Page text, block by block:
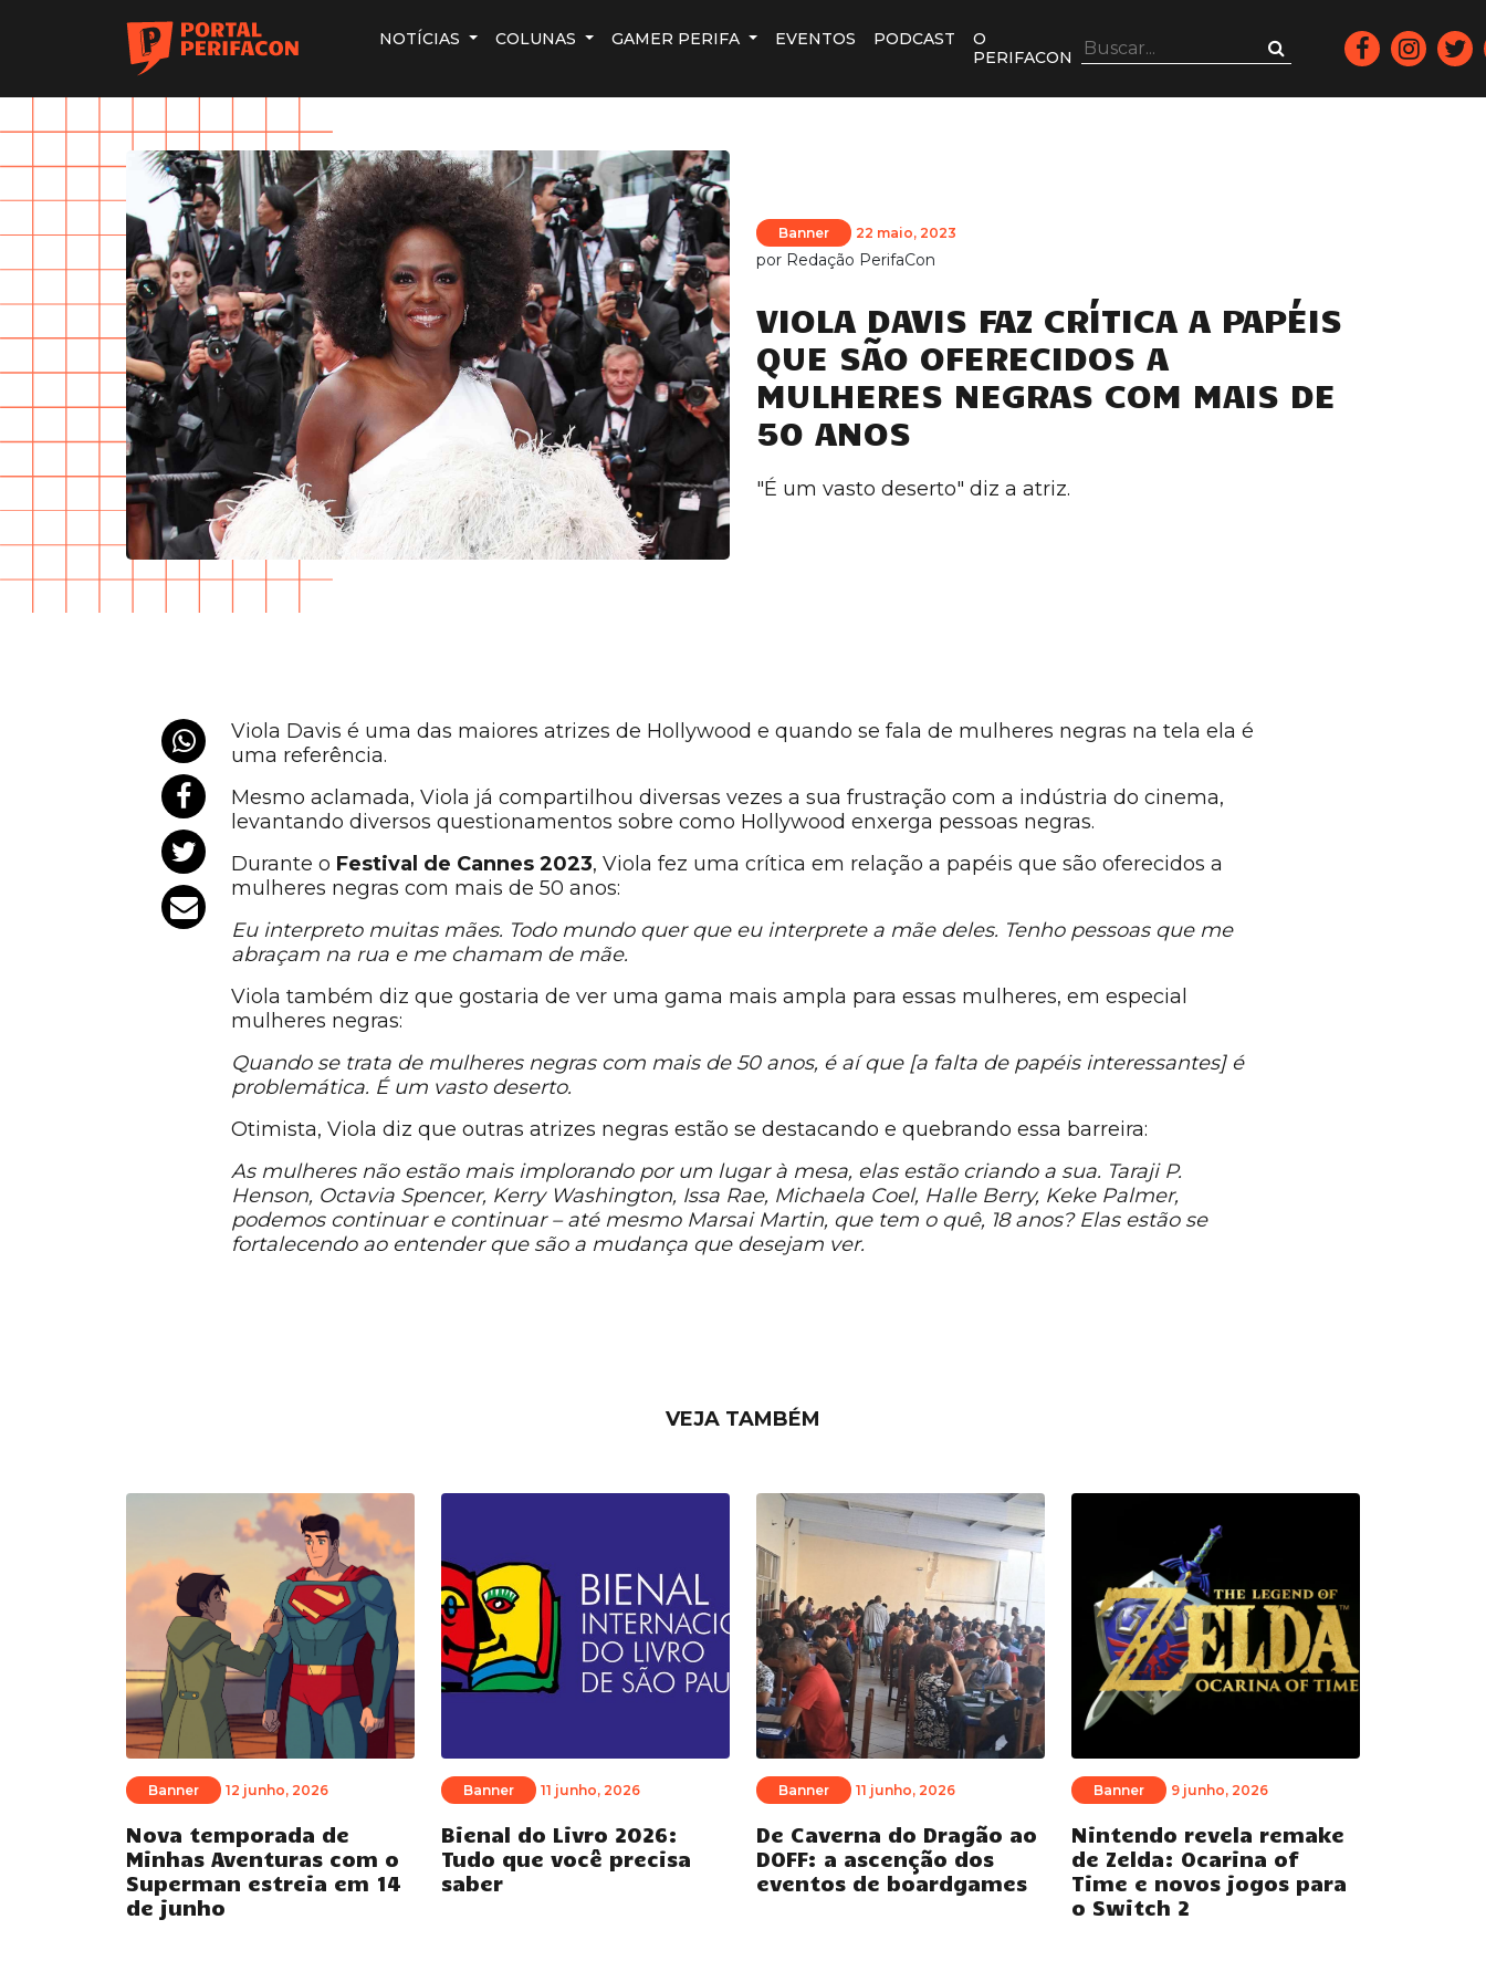
NOTÍCIAS COLUNAS GAMER PERIFA EVENTOS PODCAST
O
PERIFACON
Banner 22 maio, 2023
por Redação PerifaCon
VIOLA DAVIS FAZ CRÍTICA A PAPÉIS
QUE SÃO OFERECIDOS A
MULHERES NEGRAS COM MAIS DE
50 ANOS
"É um vasto deserto" diz a atriz.
Viola Davis é uma das maiores atrizes de Hollywood e quando se fala de mulheres negras na tela ela é
uma referência.
Mesmo aclamada, Viola já compartilhou diversas vezes a sua frustração com a indústria do cinema,
levantando diversos questionamentos sobre como Hollywood enxerga pessoas negras.
Durante o Festival de Cannes 2023, Viola fez uma crítica em relação a papéis que são oferecidos a
mulheres negras com mais de 50 anos:
Eu interpreto muitas mães. Todo mundo quer que eu interprete a mãe deles. Tenho pessoas que me
abraçam na rua e me chamam de mãe.
Viola também diz que gostaria de ver uma gama mais ampla para essas mulheres, em especial
mulheres negras:
Quando se trata de mulheres negras com mais de 50 anos, é aí que [a falta de papéis interessantes] é
problemática. É um vasto deserto.
Otimista, Viola diz que outras atrizes negras estão se destacando e quebrando essa barreira:
As mulheres não estão mais implorando por um lugar à mesa, elas estão criando a sua. Taraji P.
Henson, Octavia Spencer, Kerry Washington, Issa Rae, Michaela Coel, Halle Berry, Keke Palmer,
podemos continuar e continuar – até mesmo Marsai Martin, que tem o quê, 18 anos? Elas estão se
fortalecendo ao entender que são a mudança que desejam ver.
VEJA TAMBÉM
Banner 12 junho, 2026
Nova temporada de
Minhas Aventuras com o
Superman estreia em 14
de junho
Banner 11 junho, 2026
Bienal do Livro 2026:
Tudo que você precisa
saber
Banner 11 junho, 2026
De Caverna do Dragão ao
DOFF: a ascenção dos
eventos de boardgames
Banner 9 junho, 2026
Nintendo revela remake
de Zelda: Ocarina of
Time e novos jogos para
o Switch 2